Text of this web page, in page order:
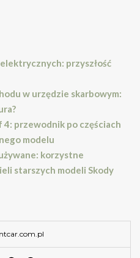
przyszłość
w urzędzie skarbowym:
4: przewodnik po częściach
modelu
korzystne
starszych modeli Skody